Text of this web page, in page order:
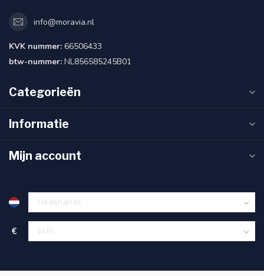
info@moravia.nl
KVK nummer: 66506433
btw-nummer: NL856585245B01
Categorieën
Informatie
Mijn account
€